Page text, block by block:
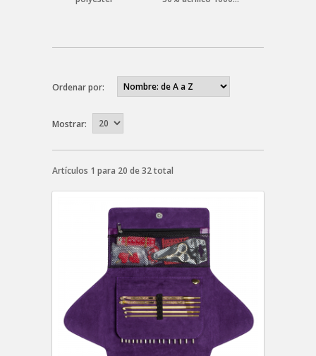
Ordenar por:
Mostrar:
Artículos 1 para 20 de 32 total